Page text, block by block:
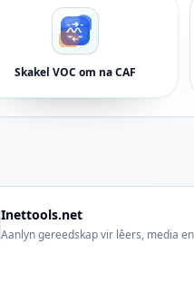
Skakel VOC om na CAF
Inettools.net
Aanlyn gereedskap vir lêers, media